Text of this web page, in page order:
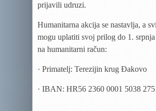
prijavili udruzi.
Humanitarna akcija se nastavlja, a
mogu uplatiti svoj prilog do 1.
na humanitarni račun:
· Primatelj: Terezijin krug Đakovo
· IBAN: HR56 2360 0001 5038